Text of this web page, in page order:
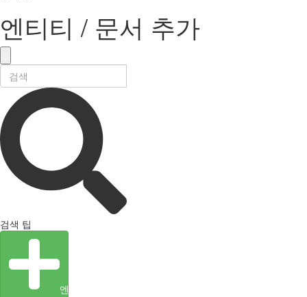
엔티티 / 문서 추가
검색 팁
엔티티 생성